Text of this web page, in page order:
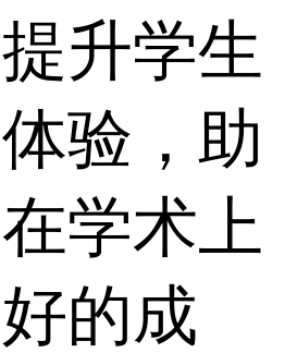
升学生
验，助
学术上
的成